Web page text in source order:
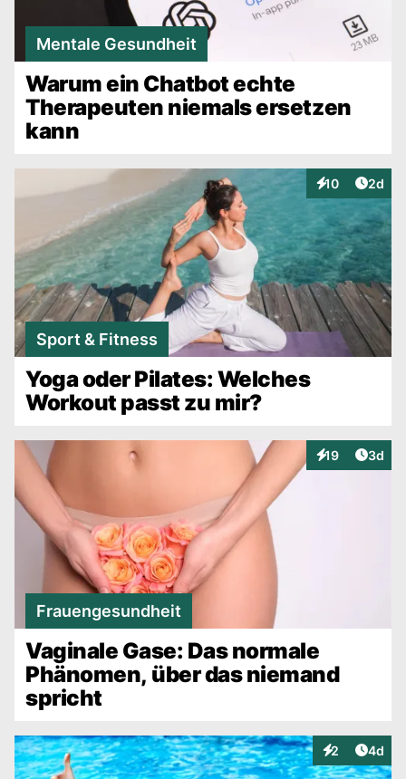
Mentale Gesundheit
Warum ein Chatbot echte
Therapeuten niemals ersetzen
kann
10
Interaktionen
2d
Sport & Fitness
Yoga oder Pilates: Welches
Workout passt zu mir?
19
Interaktionen
3d
Frauengesundheit
Vaginale Gase: Das normale
Phänomen, über das niemand
spricht
2
Interaktionen
4d